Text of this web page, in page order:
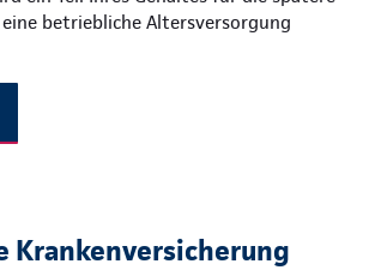
betriebliche Altersversorgung
Krankenversicherung